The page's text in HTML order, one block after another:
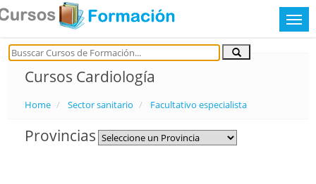
Cursos Cardiología
Home Sector sanitario Facultativo especialista
Provincias